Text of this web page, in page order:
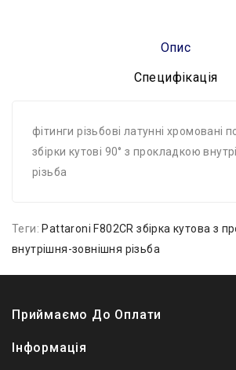
Опис
Специфікація
фітинги різьбові латунні хромовані
збірки кутові 90° з прокладкою
різьба
Теги: Pattaroni F802CR збірка кутова з
внутрішня-зовнішня різьба
Приймаємо До Оплати
Інформація